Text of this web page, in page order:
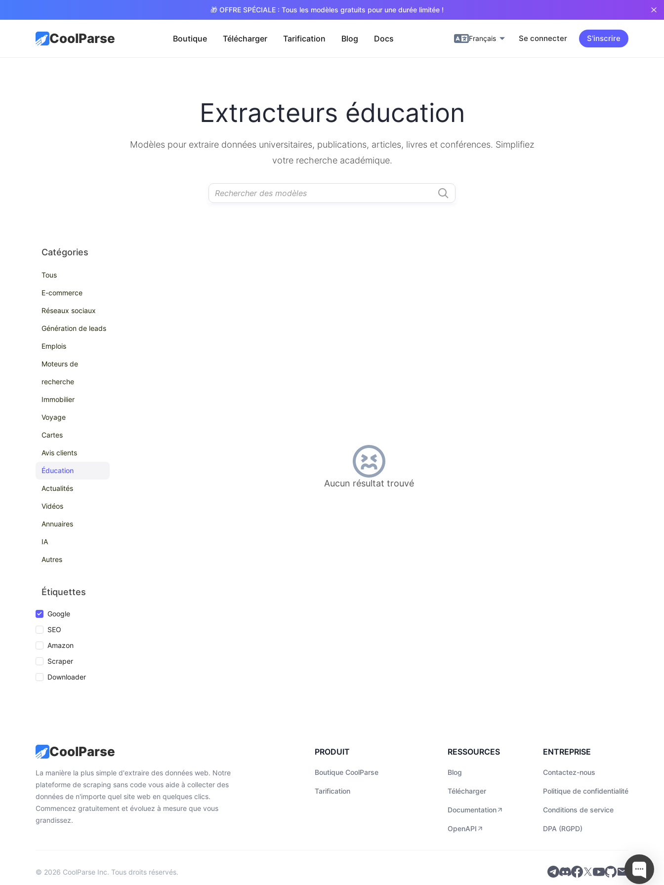
🎁 OFFRE SPÉCIALE : Tous les modèles gratuits pour une durée limitée !
CoolParse Boutique Télécharger Tarification Blog Docs Français Se connecter S'inscrire
Extracteurs éducation
Modèles pour extraire données universitaires, publications, articles, livres et conférences. Simplifiez
votre recherche académique.
Catégories
Tous
E-commerce
Réseaux sociaux
Génération de leads
Emplois
Moteurs de
recherche
Immobilier
Voyage
Cartes
Avis clients
Éducation
Actualités
Vidéos
Annuaires
IA
Autres
Étiquettes
Google
SEO
Amazon
Scraper
Downloader
Aucun résultat trouvé
CoolParse
La manière la plus simple d'extraire des données web. Notre
plateforme de scraping sans code vous aide à collecter des
données de n'importe quel site web en quelques clics.
Commencez gratuitement et évoluez à mesure que vous
grandissez.
PRODUIT
Boutique CoolParse
Tarification
RESSOURCES
Blog
Télécharger
Documentation
OpenAPI
ENTREPRISE
Contactez-nous
Politique de confidentialité
Conditions de service
DPA (RGPD)
© 2026 CoolParse Inc. Tous droits réservés.